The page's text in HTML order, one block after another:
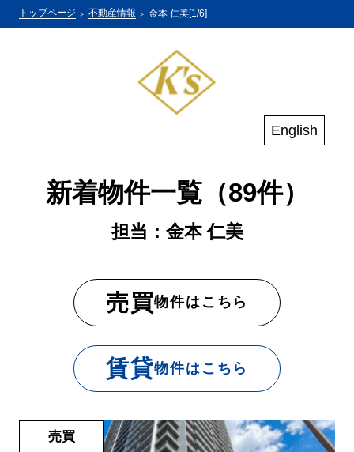
English
トップページ 不動産情報 金本 仁美[1/6]
新着物件一覧（89件）
担当：金本 仁美
売買物件はこちら
賃貸物件はこちら
売買